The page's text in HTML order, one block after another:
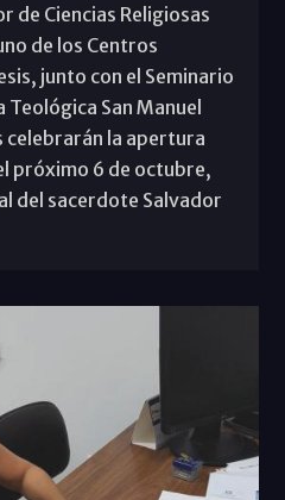
de Ciencias Religiosas
de los Centros
junto con el Seminario
Teológica San Manuel
celebrarán la apertura
próximo 6 de octubre,
del sacerdote Salvador